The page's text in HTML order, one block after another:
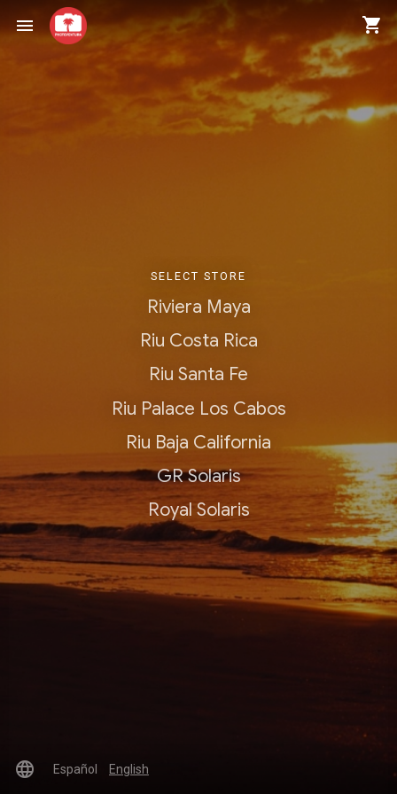
menu shopping_cart
SELECT STORE
Riviera Maya
Riu Costa Rica
Riu Santa Fe
Riu Palace Los Cabos
Riu Baja California
GR Solaris
Royal Solaris
language Español English